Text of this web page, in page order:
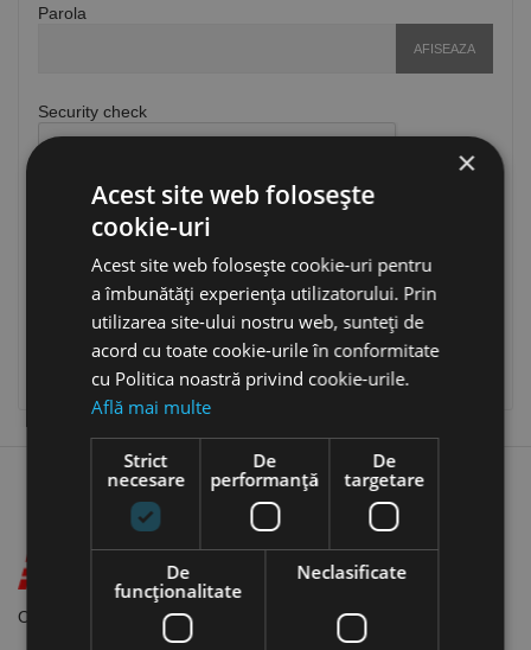
Parola
AFISEAZA
Security check
AUTENTIFICARE
Nu ai cont? Creeaza unul aici
Otopeni, Sos. Odaii Nr. 62-68, Judet ILFOV, 075100
×
Acest site web folosește
cookie-uri
Acest site web folosește cookie-uri pentru
a îmbunătăți experiența utilizatorului. Prin
utilizarea site-ului nostru web, sunteți de
acord cu toate cookie-urile în conformitate
cu Politica noastră privind cookie-urile.
Află mai multe
Strict
necesare
De
performanță
De
targetare
De
funcţionalitate
Neclasificate